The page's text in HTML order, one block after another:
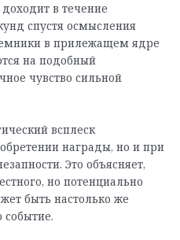
в течение
спустя осмысления
в прилежащем ядре
на подобный
чувство сильной
всплеск
награды, но и при
Это объясняет,
но потенциально
быть настолько же